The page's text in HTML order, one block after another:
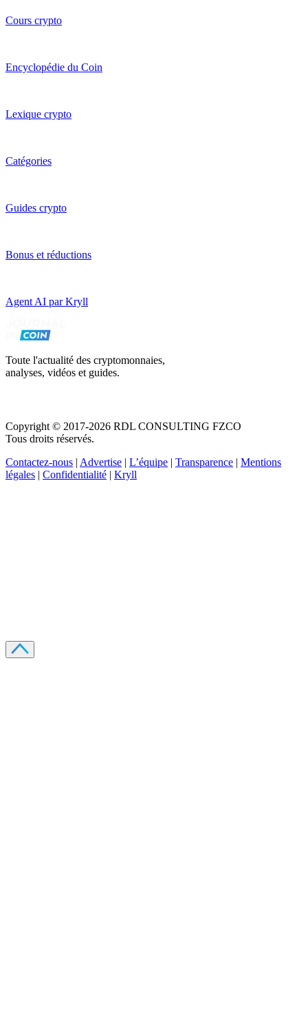
Cours crypto
Encyclopédie du Coin
Lexique crypto
Catégories
Guides crypto
Bonus et réductions
Agent AI par Kryll
Toute l'actualité des cryptomonnaies,
analyses, vidéos et guides.
Copyright © 2017-2026 RDL CONSULTING FZCO
Tous droits réservés.
Contactez-nous | Advertise | L’équipe | Transparence | Mentions
légales | Confidentialité | Kryll